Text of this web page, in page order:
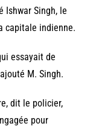
Ishwar Singh, le
capitale indienne.
essayait de
M. Singh.
dit le policier,
pour